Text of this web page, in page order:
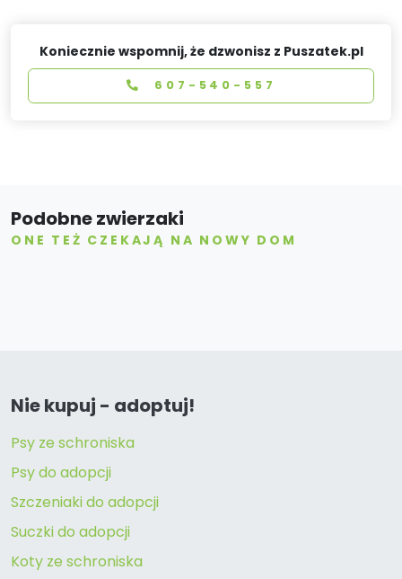
Koniecznie wspomnij, że dzwonisz z Puszatek.pl
607-540-557
Podobne zwierzaki
ONE TEŻ CZEKAJĄ NA NOWY DOM
Nie kupuj - adoptuj!
Psy ze schroniska
Psy do adopcji
Szczeniaki do adopcji
Suczki do adopcji
Koty ze schroniska